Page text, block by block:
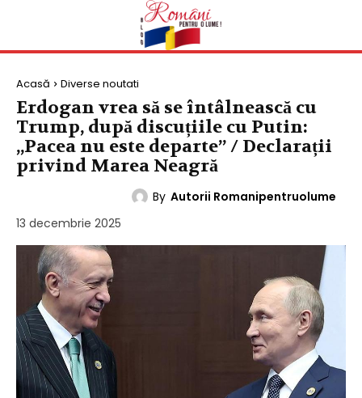
Acasă Diverse noutati
Erdogan vrea să se întâlnească cu
Trump, după discuțiile cu Putin:
„Pacea nu este departe” / Declarații
privind Marea Neagră
By Autorii Romanipentruolume
13 decembrie 2025